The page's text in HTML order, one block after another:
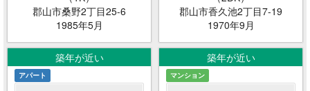
郡山市桑野2丁目25-6
1985年5月
郡山市香久池2丁目7-19
1970年9月
築年が近い
アパート
築年が近い
マンション